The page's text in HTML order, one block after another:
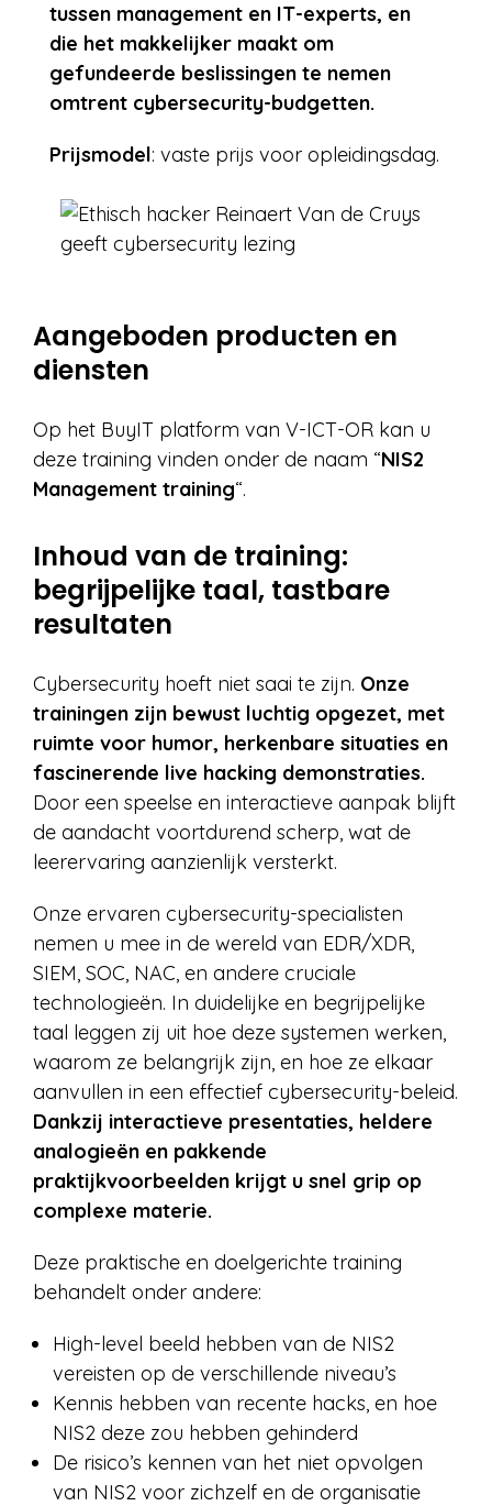
tussen management en IT-experts, en
die het makkelijker maakt om
gefundeerde beslissingen te nemen
omtrent cybersecurity-budgetten.
Prijsmodel: vaste prijs voor opleidingsdag.
Aangeboden producten en
diensten
Op het BuyIT platform van V-ICT-OR kan u
deze training vinden onder de naam “NIS2
Management training“.
Inhoud van de training:
begrijpelijke taal, tastbare
resultaten
Cybersecurity hoeft niet saai te zijn. Onze
trainingen zijn bewust luchtig opgezet, met
ruimte voor humor, herkenbare situaties en
fascinerende live hacking demonstraties.
Door een speelse en interactieve aanpak blijft
de aandacht voortdurend scherp, wat de
leerervaring aanzienlijk versterkt.
Onze ervaren cybersecurity-specialisten
nemen u mee in de wereld van EDR/XDR,
SIEM, SOC, NAC, en andere cruciale
technologieën. In duidelijke en begrijpelijke
taal leggen zij uit hoe deze systemen werken,
waarom ze belangrijk zijn, en hoe ze elkaar
aanvullen in een effectief cybersecurity-beleid.
Dankzij interactieve presentaties, heldere
analogieën en pakkende
praktijkvoorbeelden krijgt u snel grip op
complexe materie.
Deze praktische en doelgerichte training
behandelt onder andere:
High-level beeld hebben van de NIS2
vereisten op de verschillende niveau’s
Kennis hebben van recente hacks, en hoe
NIS2 deze zou hebben gehinderd
De risico’s kennen van het niet opvolgen
van NIS2 voor zichzelf en de organisatie